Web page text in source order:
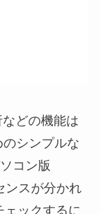
どの機能は
シンプルな
コン版
ンスが分かれ
ェックするに